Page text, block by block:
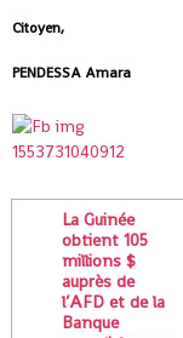
Citoyen,
PENDESSA Amara
La Guinée
obtient 105
millions $
auprès de
l’AFD et de la
Banque